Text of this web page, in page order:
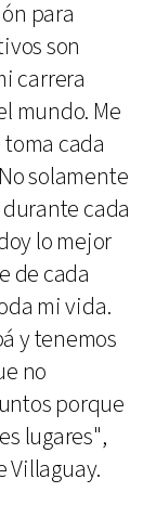
para
son
carrera
mundo. Me
cada
solamente
cada
lo mejor
de cada
mi vida.
y tenemos
no
porque
lugares",
Villaguay.